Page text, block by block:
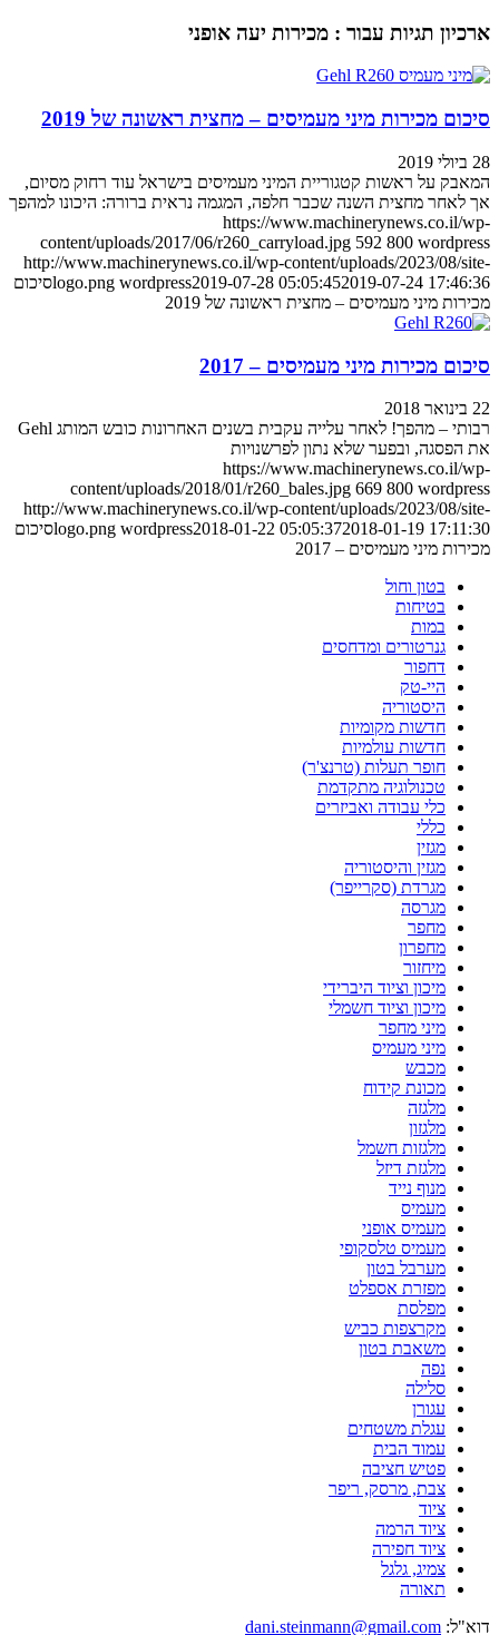
ארכיון תגיות עבור : מכירות יעה אופני
סיכום מכירות מיני מעמיסים – מחצית ראשונה של 2019
28 ביולי 2019
המאבק על ראשות קטגוריית המיני מעמיסים בישראל עוד רחוק מסיום,
אך לאחר מחצית השנה שכבר חלפה, המגמה נראית ברורה: היכונו למהפך
https://www.machinerynews.co.il/wp-
content/uploads/2017/06/r260_carryload.jpg 592 800 wordpress
http://www.machinerynews.co.il/wp-content/uploads/2023/08/site-
logo.png wordpress2019-07-28 05:05:452019-07-24 17:46:36
סיכום
מכירות מיני מעמיסים – מחצית ראשונה של 2019
סיכום מכירות מיני מעמיסים – 2017
22 בינואר 2018
רבותי – מהפך! לאחר עלייה עקבית בשנים האחרונות כובש המותג Gehl
את הפסגה, ובפער שלא נתון לפרשנויות
https://www.machinerynews.co.il/wp-
content/uploads/2018/01/r260_bales.jpg 669 800 wordpress
http://www.machinerynews.co.il/wp-content/uploads/2023/08/site-
logo.png wordpress2018-01-22 05:05:372018-01-19 17:11:30
סיכום
מכירות מיני מעמיסים – 2017
בטון וחול
בטיחות
במות
גנרטורים ומדחסים
דחפור
היי-טק
היסטוריה
חדשות מקומיות
חדשות עולמיות
חופר תעלות (טרנצ'ר)
טכנולוגיה מתקדמת
כלי עבודה ואביזרים
כללי
מגזין
מגזין והיסטוריה
מגרדת (סקרייפר)
מגרסה
מחפר
מחפרון
מיחזור
מיכון וציוד היברידי
מיכון וציוד חשמלי
מיני מחפר
מיני מעמיס
מכבש
מכונת קידוח
מלגזה
מלגזון
מלגזות חשמל
מלגזת דיזל
מנוף נייד
מעמיס
מעמיס אופני
מעמיס טלסקופי
מערבל בטון
מפזרת אספלט
מפלסת
מקרצפות כביש
משאבת בטון
נפה
סלילה
עגורן
עגלת משטחים
עמוד הבית
פטיש חציבה
צבת, מרסק, ריפר
ציוד
ציוד הרמה
ציוד חפירה
צמיג, גלגל
תאורה
דוא"ל: dani.steinmann@gmail.com